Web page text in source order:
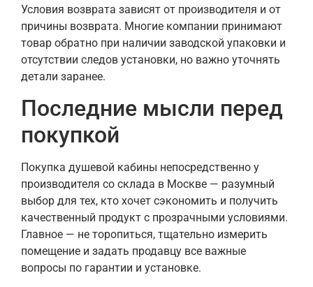
Условия возврата зависят от производителя и от
причины возврата. Многие компании принимают
товар обратно при наличии заводской упаковки и
отсутствии следов установки, но важно уточнять
детали заранее.
Последние мысли перед
покупкой
Покупка душевой кабины непосредственно у
производителя со склада в Москве — разумный
выбор для тех, кто хочет сэкономить и получить
качественный продукт с прозрачными условиями.
Главное — не торопиться, тщательно измерить
помещение и задать продавцу все важные
вопросы по гарантии и установке.